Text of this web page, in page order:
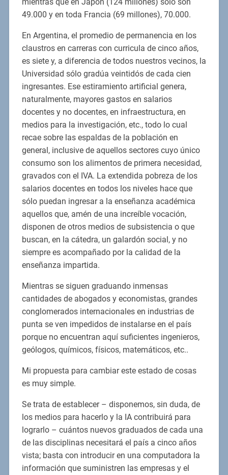
49.000 y en toda Francia (69 millones), 70.000.
En Argentina, el promedio de permanencia en los
claustros en carreras con curricula de cinco años,
es siete y, a diferencia de todos nuestros vecinos, la
Universidad sólo gradúa veintidós de cada cien
ingresantes. Ese estiramiento artificial genera,
naturalmente, mayores gastos en salarios
docentes y no docentes, en infraestructura, en
medios para la investigación, etc., todo lo cual
recae sobre las espaldas de la población en
general, inclusive de aquellos sectores cuyo único
consumo son los alimentos de primera necesidad,
gravados con el IVA. La extendida pobreza de los
salarios docentes en todos los niveles hace que
sólo puedan ingresar a la enseñanza académica
aquellos que, amén de una increíble vocación,
disponen de otros medios de subsistencia o que
buscan, en la cátedra, un galardón social, y no
siempre es acompañado por la calidad de la
enseñanza impartida.
Mientras se siguen graduando inmensas
cantidades de abogados y economistas, grandes
conglomerados internacionales en industrias de
punta se ven impedidos de instalarse en el país
porque no encuentran aquí suficientes ingenieros,
geólogos, químicos, físicos, matemáticos, etc..
Mi propuesta para cambiar este estado de cosas
es muy simple.
Se trata de establecer – disponemos, sin duda, de
los medios para hacerlo y la IA contribuirá para
lograrlo – cuántos nuevos graduados de cada una
de las disciplinas necesitará el país a cinco años
vista; basta con introducir en una computadora la
información que suministren las empresas y el